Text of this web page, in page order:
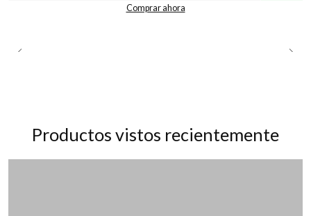
Comprar ahora
Productos vistos recientemente